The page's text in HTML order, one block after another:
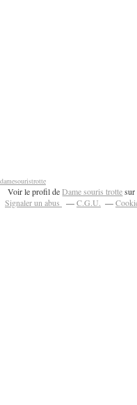
damesouristrotte
Voir le profil deDame souris trottesur
Signaler un abus
C.G.U.